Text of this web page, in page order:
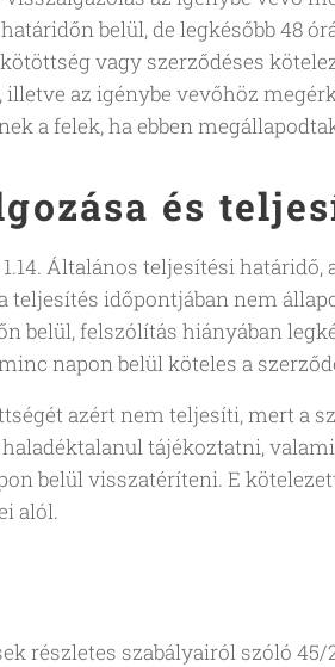
belül, de legkésőbb 48
vagy szerződéses
az igénybe vevőhöz
a felek, ha ebben
és
Általános teljesítési
teljesítés időpontjában nem
belül, felszólítás hiányában
napon belül köteles a
azért nem teljesíti, mert a
tájékoztatni,
belül visszatéríteni. E
alól.
részletes szabályairól szóló 45/